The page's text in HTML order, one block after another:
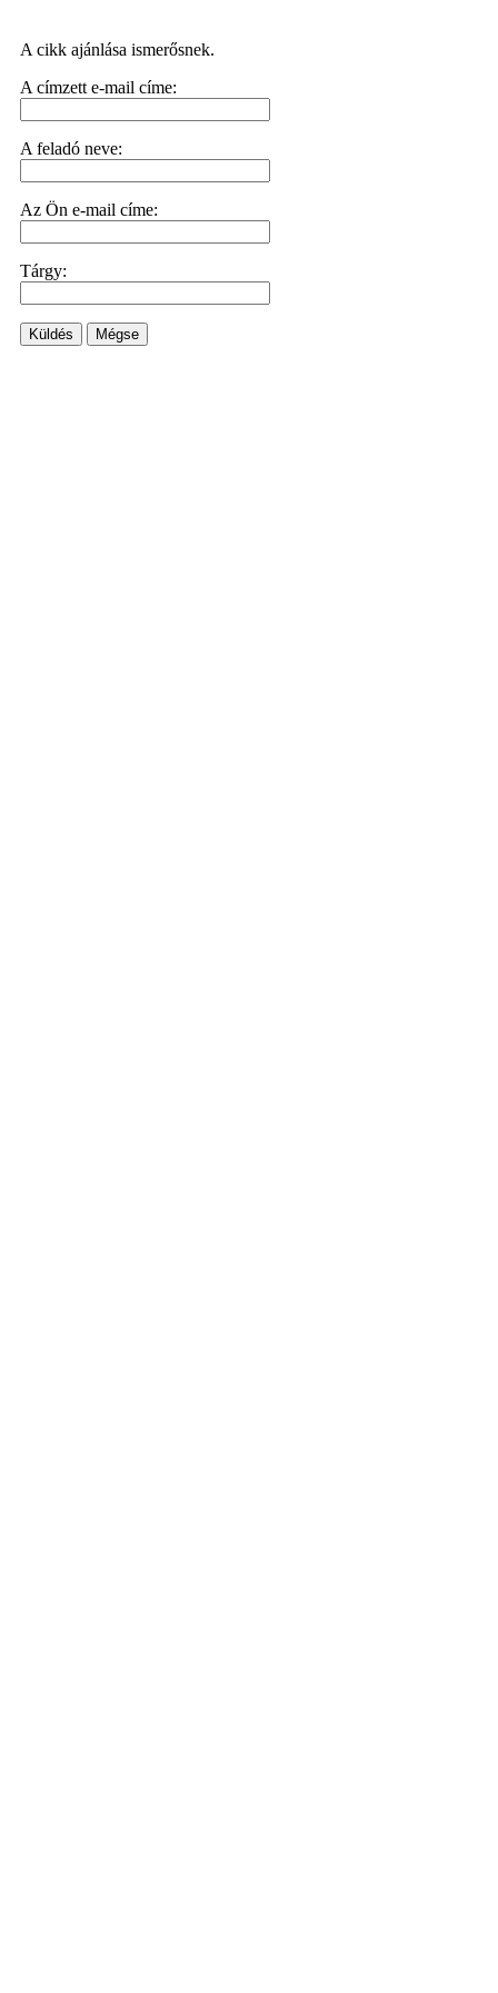
A cikk ajánlása ismerősnek.
A címzett e-mail címe:
A feladó neve:
Az Ön e-mail címe:
Tárgy:
Küldés Mégse